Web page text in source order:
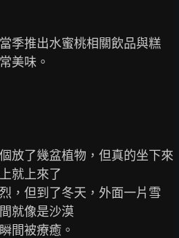
季推出水蜜桃相關飲品與糕
美味。
放了幾盆植物，但真的坐下來
就上來了
，但到了冬天，外面一片雪
就像是沙漠
間被療癒。